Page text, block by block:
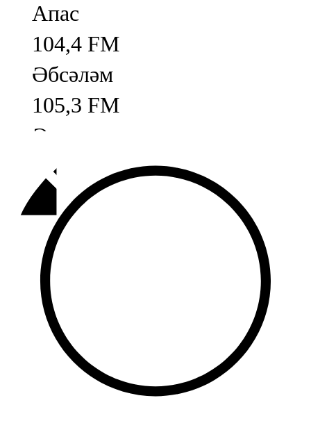
Апас
104,4 FM
Әбсәләм
105,3 FM
Әлмәт
92,9 FM
Базарлы матак
107,1 FM
Балык бистәсе
104,9 FM
Баулы
107,5 FM
Биләр